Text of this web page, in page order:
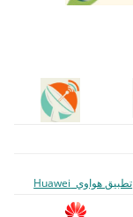
تطبيق هواوي Huawei